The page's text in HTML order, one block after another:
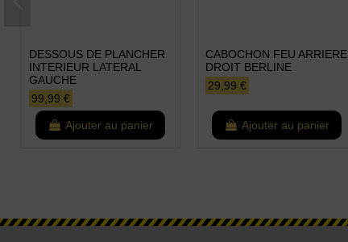
DESSOUS DE PLANCHER
INTERIEUR LATERAL
GAUCHE
99,99 €
Ajouter au panier
CABOCHON FEU ARRIERE
DROIT BERLINE
29,99 €
Ajouter au panier